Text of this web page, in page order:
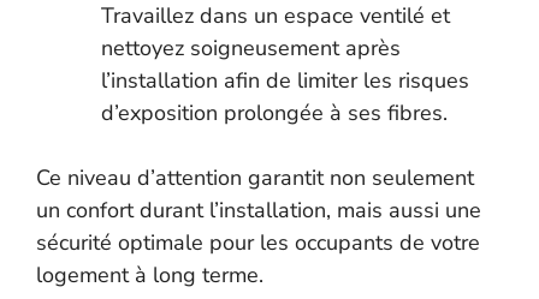
Travaillez dans un espace ventilé et
nettoyez soigneusement après
l’installation afin de limiter les risques
d’exposition prolongée à ses fibres.
Ce niveau d’attention garantit non seulement
un confort durant l’installation, mais aussi une
sécurité optimale pour les occupants de votre
logement à long terme.